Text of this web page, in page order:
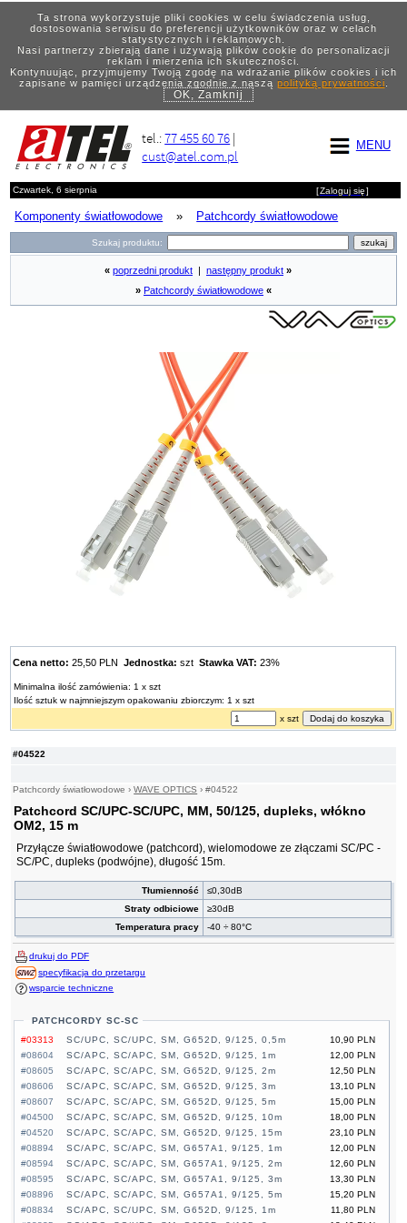
Ta strona wykorzystuje pliki cookies w celu świadczenia usług,
dostosowania serwisu do preferencji użytkowników oraz w celach
statystycznych i reklamowych.
Nasi partnerzy zbierają dane i używają plików cookie do personalizacji
reklam i mierzenia ich skuteczności.
Kontynuując, przyjmujemy Twoją zgodę na wdrażanie plików cookies i ich
zapisane w pamięci urządzenia zgodnie z naszą polityką prywatności.
OK, Zamknij
MENU
tel.:77 455 60 76 |
cust@atel.com.pl
Czwartek, 6 sierpnia [Zaloguj się]
Komponenty światłowodowe » Patchcordy światłowodowe
Szukaj produktu:
#04522
Patchcordy światłowodowe ›WAVE OPTICS ›#04522
Patchcord SC/UPC-SC/UPC, MM, 50/125, dupleks, włókno
OM2, 15 m
Przyłącze światłowodowe (patchcord), wielomodowe ze złączami SC/PC -
SC/PC, dupleks (podwójne), długość 15m.
Tłumienność
≤0,30dB
Straty odbiciowe
≥30dB
Temperatura pracy
-40 ÷ 80°C
drukuj do PDF
specyfikacja do przetargu
wsparcie techniczne
PATCHCORDY SC-SC
#03313
10,90 PLN
SC/UPC, SC/UPC, SM, G652D, 9/125, 0,5m
#08604
12,00 PLN
SC/APC, SC/APC, SM, G652D, 9/125, 1m
#08605
12,50 PLN
SC/APC, SC/APC, SM, G652D, 9/125, 2m
#08606
13,10 PLN
SC/APC, SC/APC, SM, G652D, 9/125, 3m
#08607
15,00 PLN
SC/APC, SC/APC, SM, G652D, 9/125, 5m
#04500
18,00 PLN
SC/APC, SC/APC, SM, G652D, 9/125, 10m
#04520
23,10 PLN
SC/APC, SC/APC, SM, G652D, 9/125, 15m
#08894
12,00 PLN
SC/APC, SC/APC, SM, G657A1, 9/125, 1m
#08594
12,60 PLN
SC/APC, SC/APC, SM, G657A1, 9/125, 2m
#08595
13,30 PLN
SC/APC, SC/APC, SM, G657A1, 9/125, 3m
#08896
15,20 PLN
SC/APC, SC/APC, SM, G657A1, 9/125, 5m
#08834
11,80 PLN
SC/APC, SC/UPC, SM, G652D, 9/125, 1m
« poprzedni produkt następny produkt »
» Patchcordy światłowodowe «
Cena netto: 25,50 PLNJednostka: sztStawka VAT: 23%
Minimalna ilość zamówienia: 1 x szt
Ilość sztuk w najmniejszym opakowaniu zbiorczym: 1 x szt
x szt